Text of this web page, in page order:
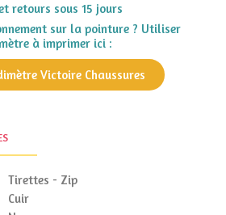
retours sous 15 jours
sur la pointure ? Utiliser
à imprimer ici :
Victoire Chaussures
Tirettes - Zip
Cuir